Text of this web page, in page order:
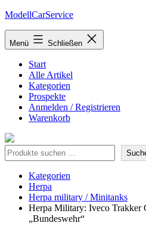
Zum
springen
ModellCarService
Menü Schließen
Start
Alle Artikel
Kategorien
Prospekte
Anmelden / Registrieren
Warenkorb
Suche
Kategorien
Herpa
Herpa military / Minitanks
Herpa Military: Iveco Trakker
„Bundeswehr“